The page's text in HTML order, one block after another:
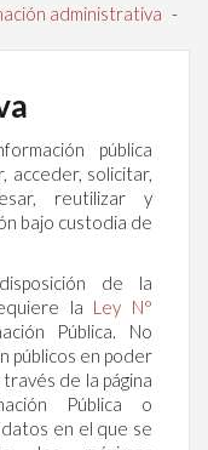
administrativa -
pública
acceder, solicitar,
reutilizar y
bajo custodia de
de la
la Ley N°
Pública. No
públicos en poder
de la página
Pública o
en el que se